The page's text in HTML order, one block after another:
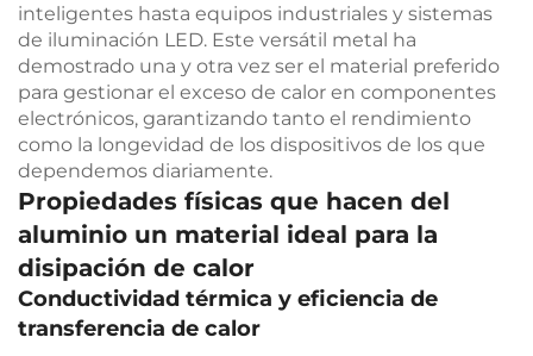
inteligentes hasta equipos industriales y sistemas
de iluminación LED. Este versátil metal ha
demostrado una y otra vez ser el material preferido
para gestionar el exceso de calor en componentes
electrónicos, garantizando tanto el rendimiento
como la longevidad de los dispositivos de los que
dependemos diariamente.
Propiedades físicas que hacen del
aluminio un material ideal para la
disipación de calor
Conductividad térmica y eficiencia de
transferencia de calor